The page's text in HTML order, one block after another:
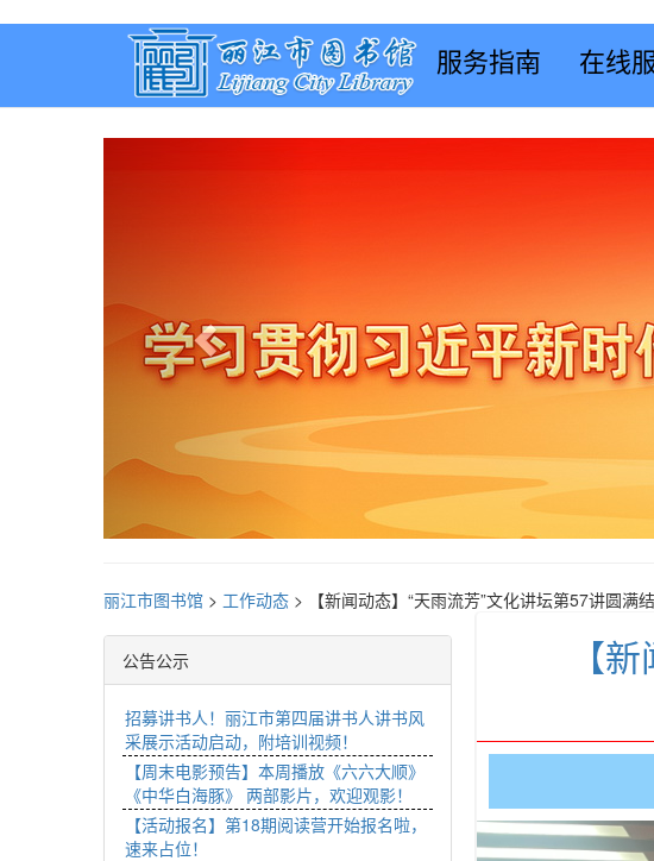
服务指南 在线
丽江市图书馆 > 工作动态 > 【新闻动态】“天雨流芳”文化讲坛第57讲圆满结
公告公示
招募讲书人！丽江市第四届讲书人讲书风
采展示活动启动，附培训视频！
【周末电影预告】本周播放《六六大顺》
《中华白海豚》 两部影片，欢迎观影！
【活动报名】第18期阅读营开始报名啦，
速来占位！
【